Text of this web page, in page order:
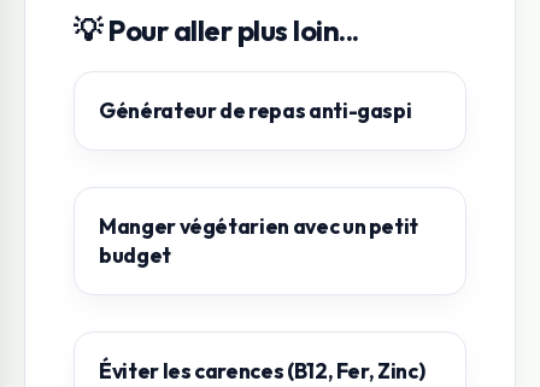
💡 Pour aller plus loin...
Générateur de repas anti-gaspi
Manger végétarien avec un petit
budget
Éviter les carences (B12, Fer, Zinc)